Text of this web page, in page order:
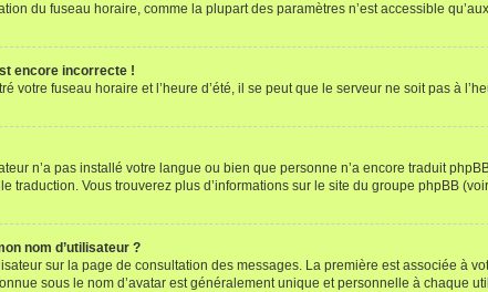
du fuseau horaire, comme la plupart des paramètres n’est accessible
encore incorrecte !
votre fuseau horaire et l’heure d’été, il se peut que le serveur ne soit pas à
n’a pas installé votre langue ou bien que personne n’a encore traduit
traduction. Vous trouverez plus d’informations sur le site du groupe phpBB
nom d’utilisateur ?
sur la page de consultation des messages. La première est associée
sous le nom d’avatar est généralement unique et personnelle à chaque